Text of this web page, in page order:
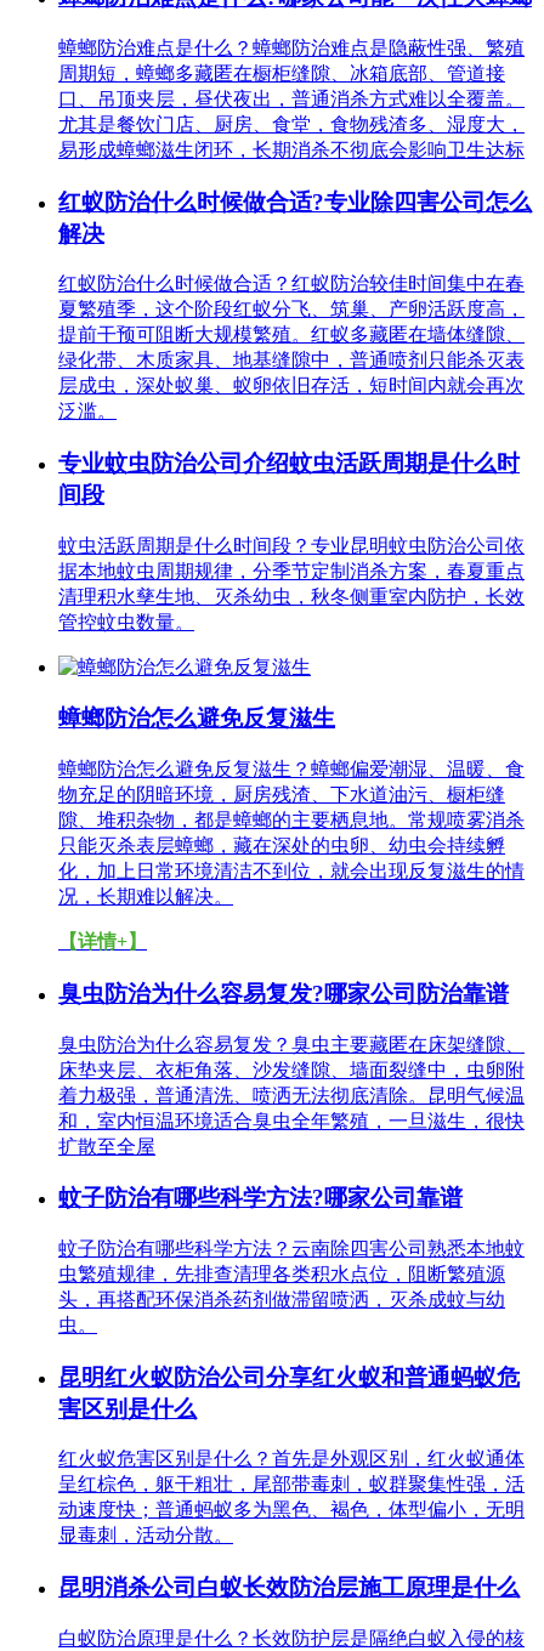
蟑螂防治难点是什么？蟑螂防治难点是隐蔽性强、繁殖
周期短，蟑螂多藏匿在橱柜缝隙、冰箱底部、管道接
口、吊顶夹层，昼伏夜出，普通消杀方式难以全覆盖。
尤其是餐饮门店、厨房、食堂，食物残渣多、湿度大，
易形成蟑螂滋生闭环，长期消杀不彻底会影响卫生达标
红蚁防治什么时候做合适?专业除四害公司怎么
解决
红蚁防治什么时候做合适？红蚁防治较佳时间集中在春
夏繁殖季，这个阶段红蚁分飞、筑巢、产卵活跃度高，
提前干预可阻断大规模繁殖。红蚁多藏匿在墙体缝隙、
绿化带、木质家具、地基缝隙中，普通喷剂只能杀灭表
层成虫，深处蚁巢、蚁卵依旧存活，短时间内就会再次
泛滥。
专业蚊虫防治公司介绍蚊虫活跃周期是什么时
间段
蚊虫活跃周期是什么时间段？专业昆明蚊虫防治公司依
据本地蚊虫周期规律，分季节定制消杀方案，春夏重点
清理积水孳生地、灭杀幼虫，秋冬侧重室内防护，长效
管控蚊虫数量。
蟑螂防治怎么避免反复滋生
蟑螂防治怎么避免反复滋生？蟑螂偏爱潮湿、温暖、食
物充足的阴暗环境，厨房残渣、下水道油污、橱柜缝
隙、堆积杂物，都是蟑螂的主要栖息地。常规喷雾消杀
只能灭杀表层蟑螂，藏在深处的虫卵、幼虫会持续孵
化，加上日常环境清洁不到位，就会出现反复滋生的情
况，长期难以解决。
【详情+】
臭虫防治为什么容易复发?哪家公司防治靠谱
臭虫防治为什么容易复发？臭虫主要藏匿在床架缝隙、
床垫夹层、衣柜角落、沙发缝隙、墙面裂缝中，虫卵附
着力极强，普通清洗、喷洒无法彻底清除。昆明气候温
和，室内恒温环境适合臭虫全年繁殖，一旦滋生，很快
扩散至全屋
蚊子防治有哪些科学方法?哪家公司靠谱
蚊子防治有哪些科学方法？云南除四害公司熟悉本地蚊
虫繁殖规律，先排查清理各类积水点位，阻断繁殖源
头，再搭配环保消杀药剂做滞留喷洒，灭杀成蚊与幼
虫。
昆明红火蚁防治公司分享红火蚁和普通蚂蚁危
害区别是什么
红火蚁危害区别是什么？首先是外观区别，红火蚁通体
呈红棕色，躯干粗壮，尾部带毒刺，蚁群聚集性强，活
动速度快；普通蚂蚁多为黑色、褐色，体型偏小，无明
显毒刺，活动分散。
昆明消杀公司白蚁长效防治层施工原理是什么
白蚁防治原理是什么？长效防护层是隔绝白蚁入侵的核